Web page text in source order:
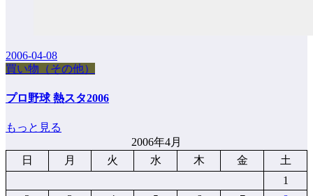
2006-04-08
買い物（その他）
プロ野球 熱スタ2006
もっと見る
2006年4月
日
月 火 水 木 金
土
1